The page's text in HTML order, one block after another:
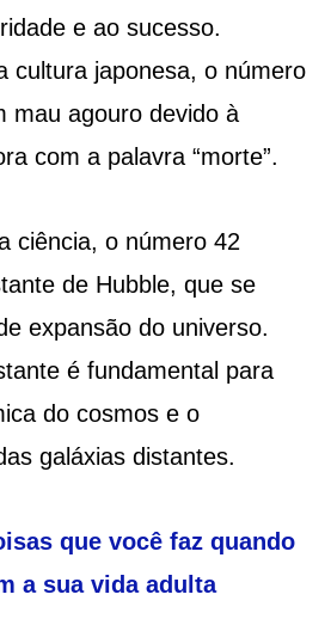
e ao sucesso.
cultura japonesa, o número
mau agouro devido à
com a palavra “morte”.
ciência, o número 42
de Hubble, que se
expansão do universo.
é fundamental para
do cosmos e o
galáxias distantes.
que você faz quando
a sua vida adulta